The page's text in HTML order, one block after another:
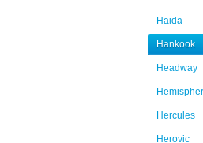
Haida
Hankook
Headway
Hercules
Herovic